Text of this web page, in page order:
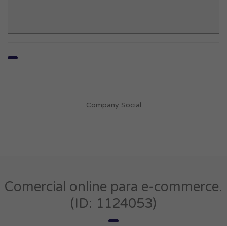
Company Social
Comercial online para e-commerce.
(ID: 1124053)